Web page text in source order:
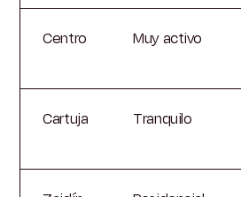
Centro Muy activo
Cartuja Tranquilo